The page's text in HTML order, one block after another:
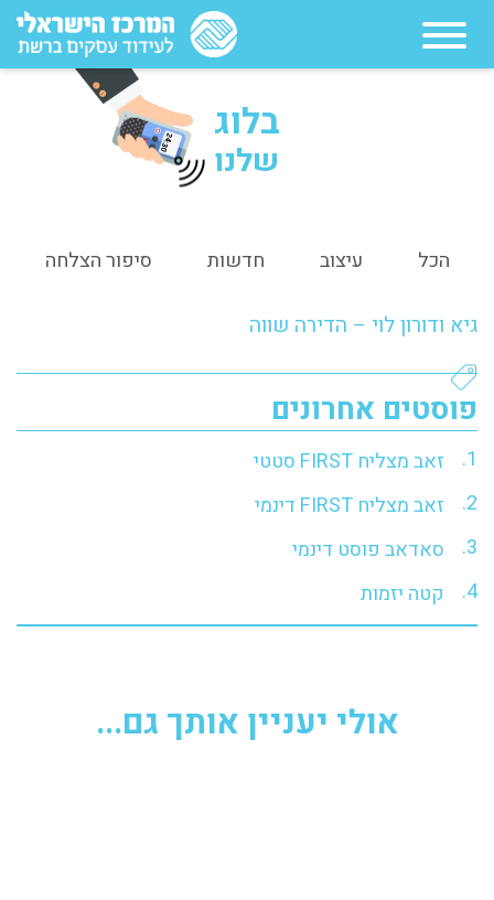
24:30 בלוג
שלנו
הכל עיצוב חדשות סיפור הצלחה
גיא ודורון לוי – הדירה שווה
פוסטים אחרונים
זאב מצליח FIRST סטטי
זאב מצליח FIRST דינמי
סאדאב פוסט דינמי
קטה יזמות
אולי יעניין אותך גם...